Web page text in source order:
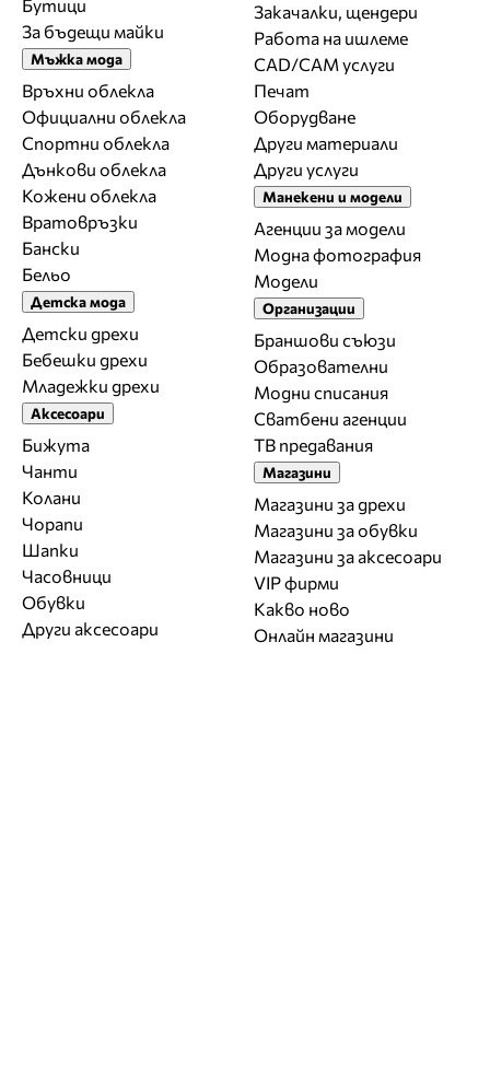
Бутици
За бъдещи майки
Мъжка мода
Връхни облекла
Официални облекла
Спортни облекла
Дънкови облекла
Кожени облекла
Вратовръзки
Бански
Бельо
Детска мода
Детски дрехи
Бебешки дрехи
Младежки дрехи
Аксесоари
Бижута
Чанти
Колани
Чорапи
Шапки
Часовници
Обувки
Други аксесоари
Закачалки, щендери
Работа на ишлеме
CAD/CAM услуги
Печат
Оборудване
Други материали
Други услуги
Манекени и модели
Агенции за модели
Модна фотография
Модели
Организации
Браншови съюзи
Образователни
Модни списания
Сватбени агенции
ТВ предавания
Магазини
Магазини за дрехи
Магазини за обувки
Магазини за aксесоари
VIP фирми
Какво ново
Онлайн магазини